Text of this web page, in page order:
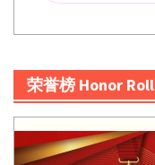
荣誉榜 Honor Roll